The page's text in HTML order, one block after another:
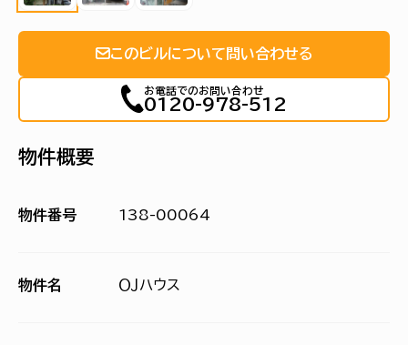
このビルについて問い合わせる
お電話でのお問い合わせ
0120-978-512
物件概要
物件番号 138-00064
物件名 ＯＪハウス